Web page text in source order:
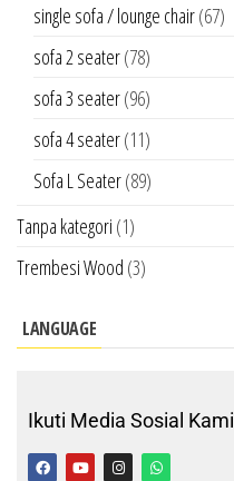
single sofa / lounge chair(67)
sofa 2 seater(78)
sofa 3 seater(96)
sofa 4 seater(11)
Sofa L Seater(89)
Tanpa kategori (1)
Trembesi Wood (3)
LANGUAGE
Ikuti Media Sosial Kami